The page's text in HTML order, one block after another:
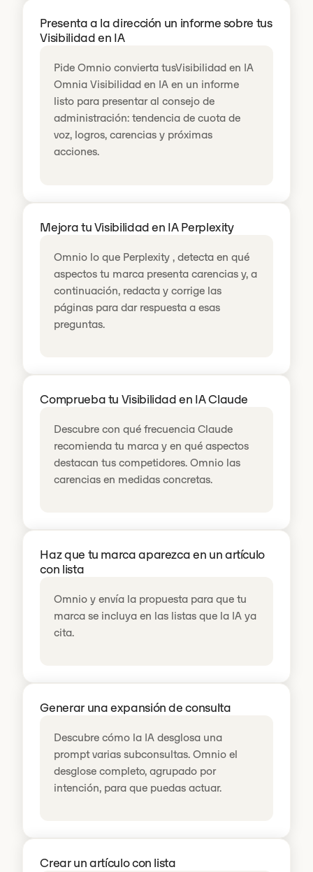
Presenta a la dirección un informe sobre tus
Visibilidad en IA
Pide Omnio convierta tusVisibilidad en IA
Omnia Visibilidad en IA en un informe
listo para presentar al consejo de
administración: tendencia de cuota de
voz, logros, carencias y próximas
acciones.
Mejora tu Visibilidad en IA Perplexity
Omnio lo que Perplexity , detecta en qué
aspectos tu marca presenta carencias y, a
continuación, redacta y corrige las
páginas para dar respuesta a esas
preguntas.
Comprueba tu Visibilidad en IA Claude
Descubre con qué frecuencia Claude
recomienda tu marca y en qué aspectos
destacan tus competidores. Omnio las
carencias en medidas concretas.
Haz que tu marca aparezca en un artículo
con lista
Omnio y envía la propuesta para que tu
marca se incluya en las listas que la IA ya
cita.
Generar una expansión de consulta
Descubre cómo la IA desglosa una
prompt varias subconsultas. Omnio el
desglose completo, agrupado por
intención, para que puedas actuar.
Crear un artículo con lista